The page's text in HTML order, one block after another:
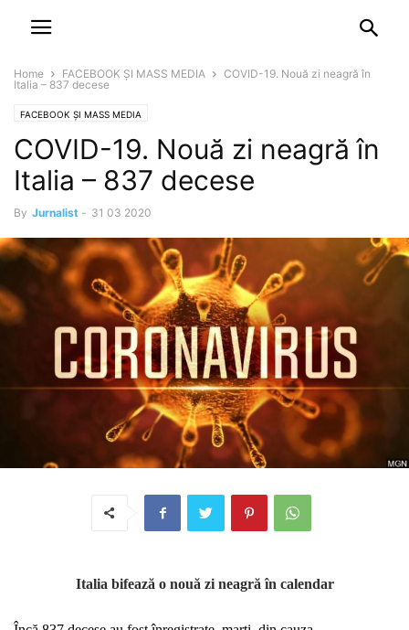
Home FACEBOOK ȘI MASS MEDIA
COVID-19. Nouă zi neagră în
Italia – 837 decese
FACEBOOK ȘI MASS MEDIA
COVID-19. Nouă zi neagră în
Italia – 837 decese
By Jurnalist - 31 03 2020
Italia bifează o nouă zi neagră în calendar